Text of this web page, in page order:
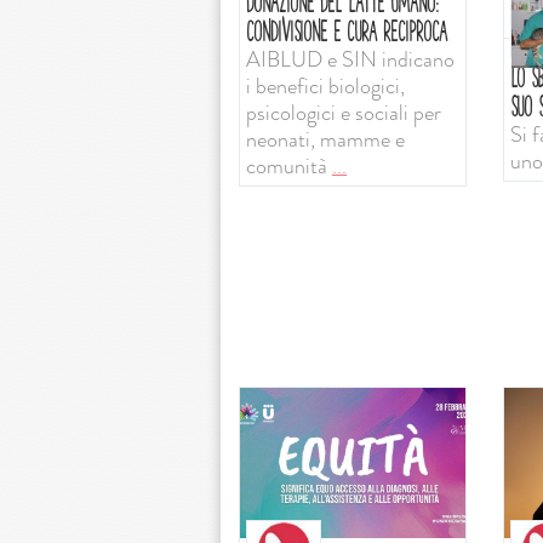
CONDIVISIONE E CURA RECIPROCA
AIBLUD e SIN indicano
i benefici biologici,
psicologici e sociali per
neonati, mamme e
comunità ...
LO
SUO
Si